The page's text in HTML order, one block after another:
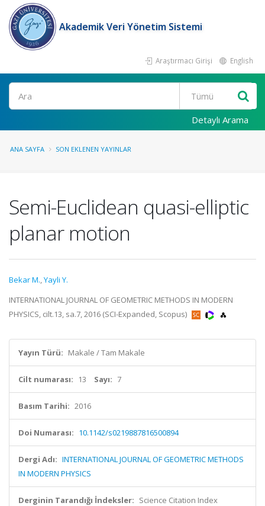
Akademik Veri Yönetim Sistemi
Araştırmacı Girişi English
Ara
Detaylı Arama
ANA SAYFA SON EKLENEN YAYINLAR
Semi-Euclidean quasi-elliptic
planar motion
Bekar M.,Yayli Y.
INTERNATIONAL JOURNAL OF GEOMETRIC METHODS IN MODERN
PHYSICS, cilt.13, sa.7, 2016 (SCI-Expanded, Scopus)
Yayın Türü: Makale / Tam Makale
Cilt numarası: 13 Sayı: 7
Basım Tarihi: 2016
Doi Numarası: 10.1142/s0219887816500894
Dergi Adı: INTERNATIONAL JOURNAL OF GEOMETRIC METHODS
IN MODERN PHYSICS
Derginin Tarandığı İndeksler: Science Citation Index